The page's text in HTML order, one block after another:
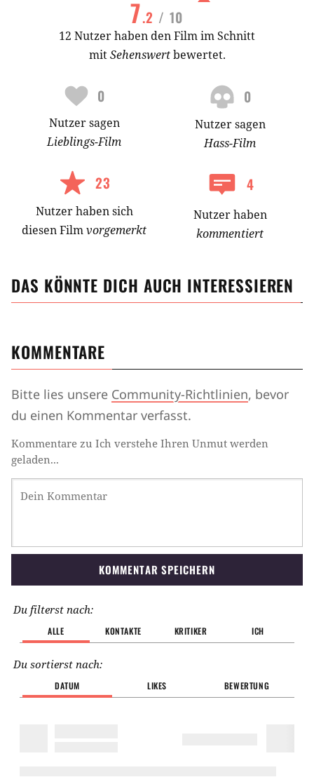
7.2 / 10
12 Nutzer haben den Film im Schnitt
mitSehenswertbewertet.
0
Nutzersagen
Lieblings-Film
0
Nutzersagen
Hass-Film
23
Nutzerhabensich
diesen Filmvorgemerkt
4
Nutzer haben
kommentiert
DAS KÖNNTE DICH AUCH INTERESSIEREN
KOMMENTARE
Bitte lies unsere Community-Richtlinien, bevor
du einen Kommentar verfasst.
Kommentare zu Ich verstehe Ihren Unmut werden
geladen...
KOMMENTAR SPEICHERN
Du filterst nach:
ALLE KONTAKTE KRITIKER ICH
Du sortierst nach:
DATUM LIKES BEWERTUNG